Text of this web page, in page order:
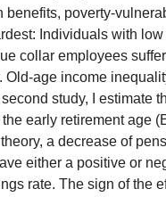
benefits, poverty-
Individuals with low
collar employees suffer
Old-age income
study, I estimate
early retirement age
a decrease of
either a positive or
rate. The sign of the